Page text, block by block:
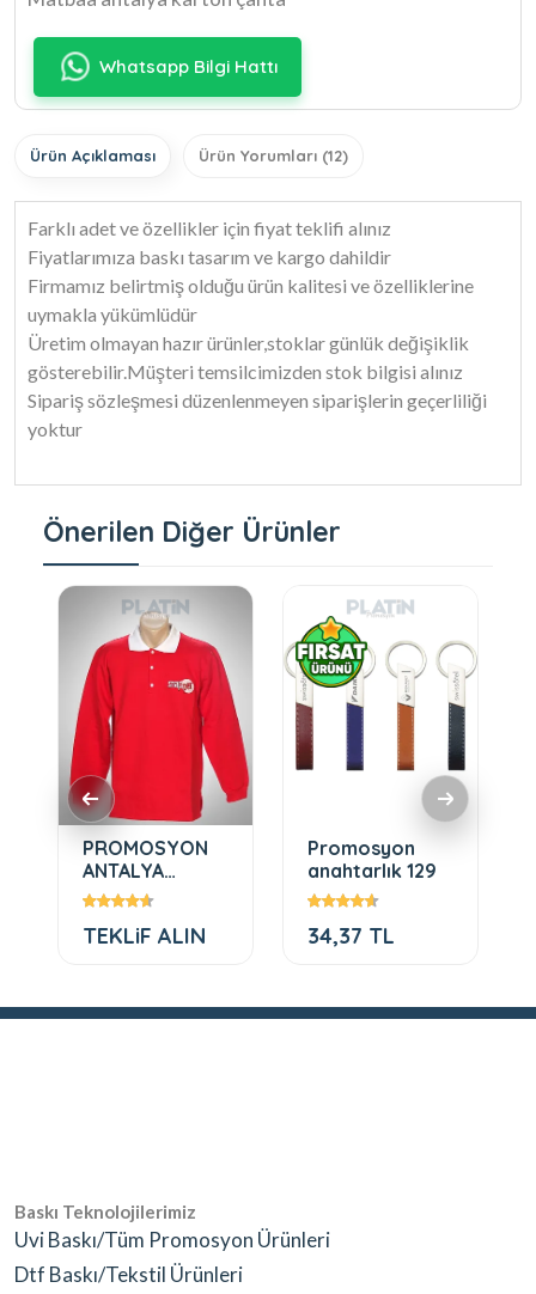
Whatsapp Bilgi Hattı
Ürün Açıklaması Ürün Yorumları (12)
Farklı adet ve özellikler için fiyat teklifi alınız
Fiyatlarımıza baskı tasarım ve kargo dahildir
Firmamız belirtmiş olduğu ürün kalitesi ve özelliklerine
uymakla yükümlüdür
Üretim olmayan hazır ürünler,stoklar günlük değişiklik
gösterebilir.Müşteri temsilcimizden stok bilgisi alınız
Sipariş sözleşmesi düzenlenmeyen siparişlerin geçerliliği
yoktur
Önerilen Diğer Ürünler
PROMOSYON
ANTALYA
SWEATSHİRT
TEKLiF ALIN
Promosyon
anahtarlık 129
34,37 TL
Baskı Teknolojilerimiz
Uvi Baskı/Tüm Promosyon Ürünleri
Dtf Baskı/Tekstil Ürünleri